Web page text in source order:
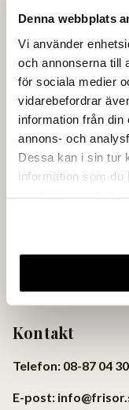
Denna webbplats
Vi använder
och annonserna till
för sociala medier
vidarebefordrar
information från din
annons- och
Dessa kan i sin tur
information som du
Gör som
Kontakt
Telefon: 08-87 04 30
E-post: